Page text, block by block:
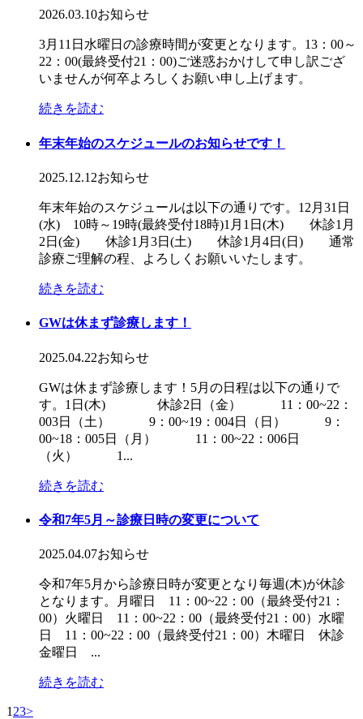
2026.03.10お知らせ
3月11日水曜日の診療時間が変更となります。13：00～
22：00(最終受付21：00)ご迷惑おかけして申し訳ござ
いませんが何卒よろしくお願い申し上げます。
続きを読む
年末年始のスケジュールのお知らせです！
2025.12.12お知らせ
年末年始のスケジュールは以下の通りです。12月31日
(水) 10時～19時(最終受付18時)1月1日(木) 休診1月
2日(金) 休診1月3日(土) 休診1月4日(日) 通常
診療ご理解の程、よろしくお願いいたします。
続きを読む
GWは休まず診療します！
2025.04.22お知らせ
GWは休まず診療します！5月の日程は以下の通りで
す。1日(木) 休診2日（金） 11：00~22：
003日（土） 9：00~19：004日（日） 9：
00~18：005日（月） 11：00~22：006日
（火） 1...
続きを読む
令和7年5月～診療日時の変更について
2025.04.07お知らせ
令和7年5月から診療日時が変更となり毎週(木)が休診
となります。月曜日 11：00~22：00（最終受付21：
00）火曜日 11：00~22：00（最終受付21：00）水曜
日 11：00~22：00（最終受付21：00）木曜日 休診
金曜日 ...
続きを読む
1 23>